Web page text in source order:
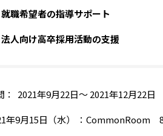
就職希望者の指導サポート
法人向け高卒採用活動の支援
： 2021年9月22日～ 2021年12月22日
年9月15日（水） ：CommonRoom